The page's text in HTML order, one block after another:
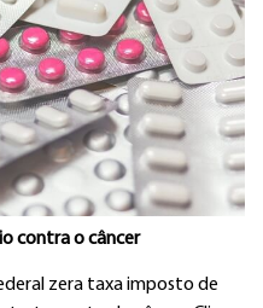
contra o câncer
zera taxa imposto de